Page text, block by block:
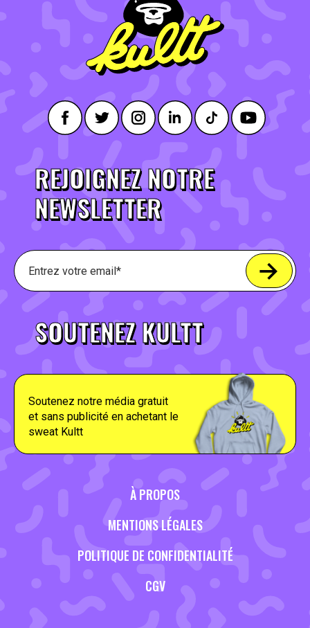
REJOIGNEZ NOTRE
NEWSLETTER
SOUTENEZ KULTT
Soutenez notre média gratuit
et sans publicité en achetant le
sweat Kultt
À PROPOS
MENTIONS LÉGALES
POLITIQUE DE CONFIDENTIALITÉ
CGV